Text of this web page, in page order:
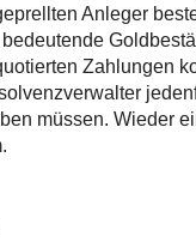
Anleger
Zahlungen
müssen. Wieder